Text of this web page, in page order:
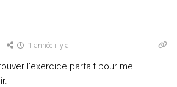
1 année il y a
l’exercice parfait pour me